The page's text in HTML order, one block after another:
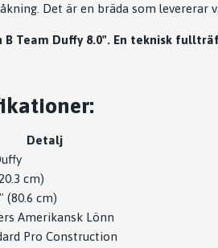
Det är en bräda som levererar
B Team Duffy 8.0". En teknisk
Detalj
cm)
(80.6 cm)
Amerikansk Lönn
Pro Construction